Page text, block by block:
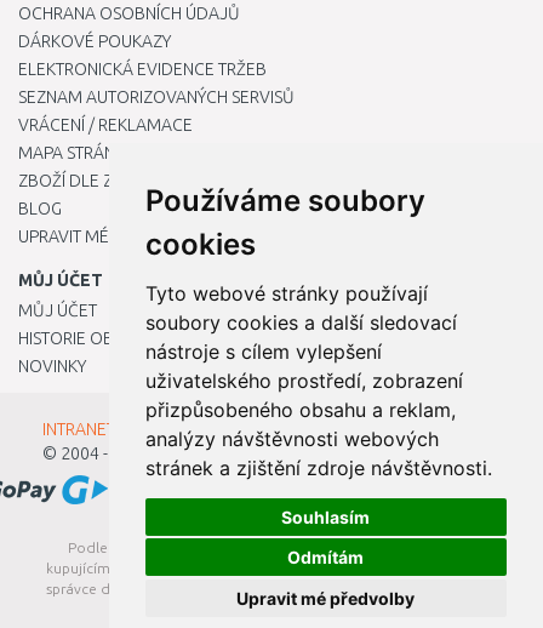
Používáme soubory
cookies
Tyto webové stránky používají
soubory cookies a další sledovací
nástroje s cílem vylepšení
uživatelského prostředí, zobrazení
přizpůsobeného obsahu a reklam,
analýzy návštěvnosti webových
stránek a zjištění zdroje návštěvnosti.
Souhlasím
Odmítám
Upravit mé předvolby
OCHRANA OSOBNÍCH ÚDAJŮ
DÁRKOVÉ POUKAZY
ELEKTRONICKÁ EVIDENCE TRŽEB
SEZNAM AUTORIZOVANÝCH SERVISŮ
VRÁCENÍ / REKLAMACE
MAPA STRÁNKY
ZBOŽÍ DLE ZNAČEK
BLOG
UPRAVIT MÉ PŘEDVOLBY COOKIES
MŮJ ÚČET
MŮJ ÚČET
HISTORIE OBJEDNÁVEK
NOVINKY
INTRANET - Přihlášení pro zaměstnance
© 2004 - 2026
Kamody s.r.o.
Podle zákona o evidenci tržeb je prodávající povinen vystavit
kupujícímu účtenku. Zároveň je povinen zaevidovat přijatou tržbu u
správce daně online; v případě technického výpadku pak nejpozději
do 48 hodin.